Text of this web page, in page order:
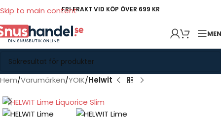
Skip to main contentFRI FRAKT VID KÖP ÖVER 699 KR
Hem Varumärken YOIK Helwit